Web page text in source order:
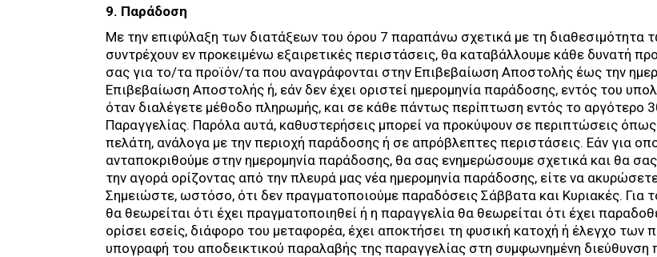
9. Παράδοση
Με την επιφύλαξη των διατάξεων του όρου 7 παραπάνω σχετικά με τη διαθεσιμότητα
συντρέχουν εν προκειμένω εξαιρετικές περιστάσεις, θα καταβάλλουμε κάθε δυνατή
σας για το/τα προϊόν/τα που αναγράφονται στην Επιβεβαίωση Αποστολής έως την
Επιβεβαίωση Αποστολής ή, εάν δεν έχει οριστεί ημερομηνία παράδοσης, εντός του
όταν διαλέγετε μέθοδο πληρωμής, και σε κάθε πάντως περίπτωση εντός το αργότερο
Παραγγελίας. Παρόλα αυτά, καθυστερήσεις μπορεί να προκύψουν σε περιπτώσεις
πελάτη, ανάλογα με την περιοχή παράδοσης ή σε απρόβλεπτες περιστάσεις. Εάν για
ανταποκριθούμε στην ημερομηνία παράδοσης, θα σας ενημερώσουμε σχετικά και θα
την αγορά ορίζοντας από την πλευρά μας νέα ημερομηνία παράδοσης, είτε να
Σημειώστε, ωστόσο, ότι δεν πραγματοποιούμε παραδόσεις Σάββατα και Κυριακές.
θα θεωρείται ότι έχει πραγματοποιηθεί ή η παραγγελία θα θεωρείται ότι έχει
ορίσει εσείς, διάφορο του μεταφορέα, έχει αποκτήσει τη φυσική κατοχή ή έλεγχο των
υπογραφή του αποδεικτικού παραλαβής της παραγγελίας στη συμφωνημένη διεύθυνση